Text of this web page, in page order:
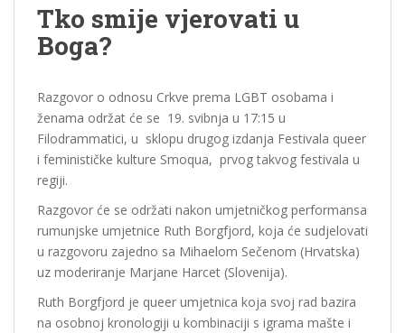
Tko smije vjerovati u
Boga?
Razgovor o odnosu Crkve prema LGBT osobama i
ženama održat će se 19. svibnja u 17:15 u
Filodrammatici, u sklopu drugog izdanja Festivala queer
i feminističke kulture Smoqua, prvog takvog festivala u
regiji.
Razgovor će se održati nakon umjetničkog performansa
rumunjske umjetnice Ruth Borgfjord, koja će sudjelovati
u razgovoru zajedno sa Mihaelom Sečenom (Hrvatska)
uz moderiranje Marjane Harcet (Slovenija).
Ruth Borgfjord je queer umjetnica koja svoj rad bazira
na osobnoj kronologiji u kombinaciji s igrama mašte i